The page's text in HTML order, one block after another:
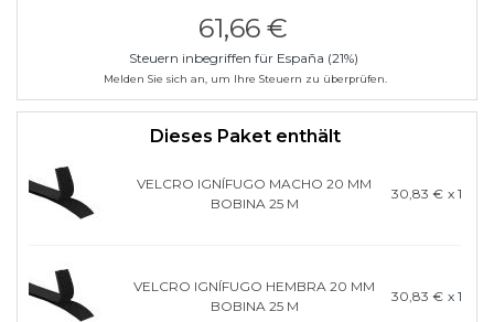
61,66 €
Steuern inbegriffen für España (21%)
Melden Sie sich an, um Ihre Steuern zu überprüfen.
Dieses Paket enthält
VELCRO IGNÍFUGO MACHO 20 MM
BOBINA 25 M
30,83 € x 1
VELCRO IGNÍFUGO HEMBRA 20 MM
BOBINA 25 M
30,83 € x 1